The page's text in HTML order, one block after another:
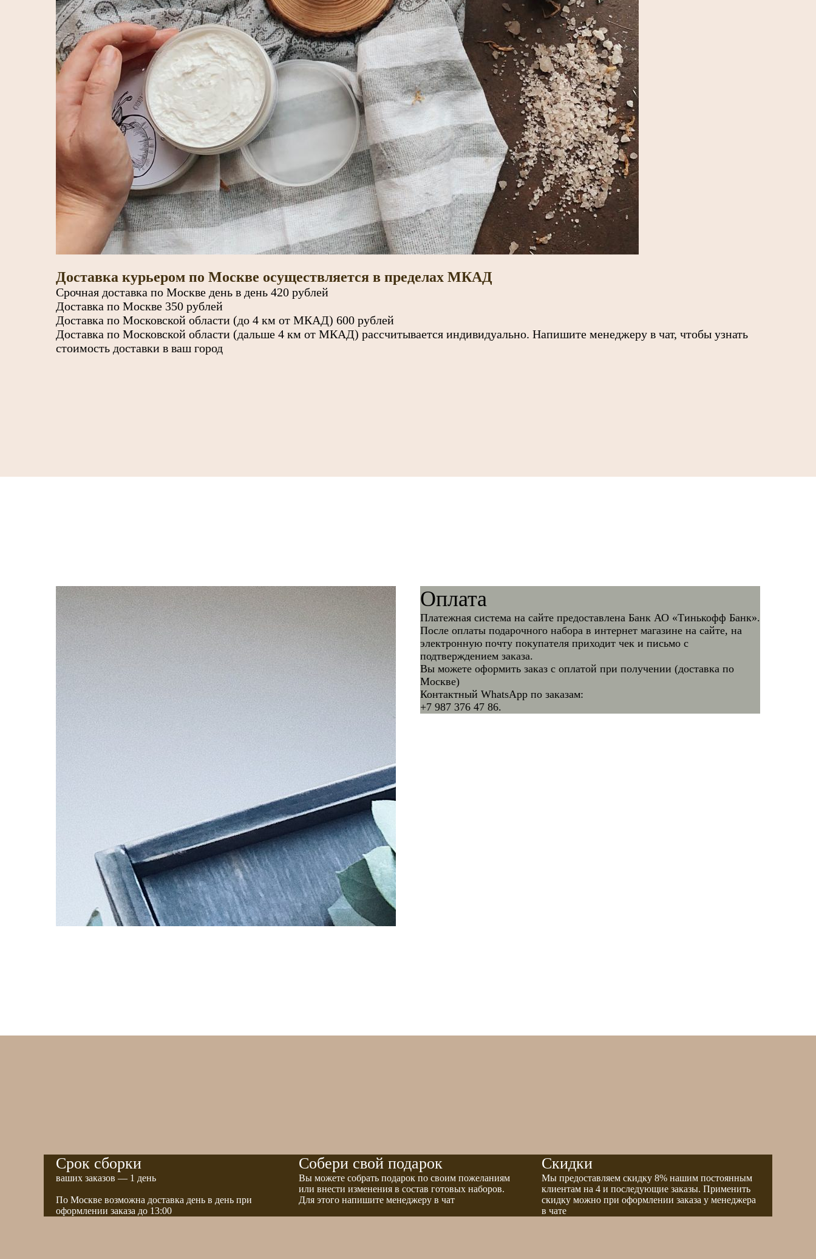
Доставка курьером по Москве осуществляется в пределах МКАД
Срочная доставка по Москве день в день 420 рублей
Доставка по Москве 350 рублей
Доставка по Московской области (до 4 км от МКАД) 600 рублей
Доставка по Московской области (дальше 4 км от МКАД) рассчитывается индивидуально. Напишите менеджеру в чат, чтобы узнать
стоимость доставки в ваш город
Оплата
Платежная система на сайте предоставлена Банк АО «Тинькофф Банк».
После оплаты подарочного набора в интернет магазине на сайте, на
электронную почту покупателя приходит чек и письмо с
подтверждением заказа.
Вы можете оформить заказ с оплатой при получении (доставка по
Москве)
Контактный WhatsApp по заказам:
+7 987 376 47 86.
Срок сборки
ваших заказов — 1 день
По Москве возможна доставка день в день при
оформлении заказа до 13:00
Собери свой подарок
Вы можете собрать подарок по своим пожеланиям
или внести изменения в состав готовых наборов.
Для этого напишите менеджеру в чат
Скидки
Мы предоставляем скидку 8% нашим постоянным
клиентам на 4 и последующие заказы. Применить
скидку можно при оформлении заказа у менеджера
в чате